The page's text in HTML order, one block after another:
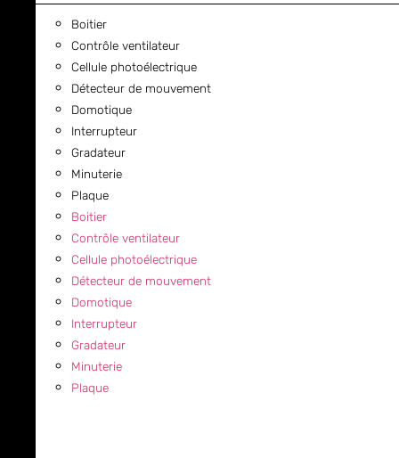
Boitier
Contrôle ventilateur
Cellule photoélectrique
Détecteur de mouvement
Domotique
Interrupteur
Gradateur
Minuterie
Plaque
Boitier
Contrôle ventilateur
Cellule photoélectrique
Détecteur de mouvement
Domotique
Interrupteur
Gradateur
Minuterie
Plaque